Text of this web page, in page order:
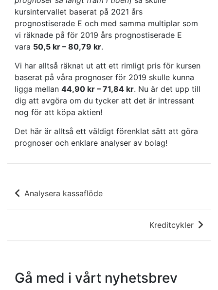
kursintervallet baserat på 2021 års
prognostiserade E och med samma multiplar som
vi räknade på för 2019 års prognostiserade E
vara 50,5 kr – 80,79 kr.
Vi har alltså räknat ut att ett rimligt pris för kursen
baserat på våra prognoser för 2019 skulle kunna
ligga mellan 44,90 kr – 71,84 kr. Nu är det upp till
dig att avgöra om du tycker att det är intressant
nog för att köpa aktien!
Det här är alltså ett väldigt förenklat sätt att göra
prognoser och enklare analyser av bolag!
Inläggsnavigering
Analysera kassaflöde
Kreditcykler
Gå med i vårt nyhetsbrev